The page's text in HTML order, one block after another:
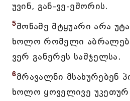
უვინ, გან-ვე-ეშორის.
5მოწამე მტყუარი არა
ხოლო რომელი
ვერ განერეს საშჯელსა.
6მრავალნი მსახურებენ
ხოლო ყოველივე უკეთურ